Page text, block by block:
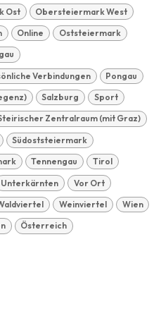
Ost Obersteiermark West
Online Oststeiermark
Verbindungen Pongau
Salzburg Sport
Zentralraum (mit Graz)
Südoststeiermark
Tennengau Tirol
Unterkärnten Vor Ort
Weinviertel Wien
Österreich